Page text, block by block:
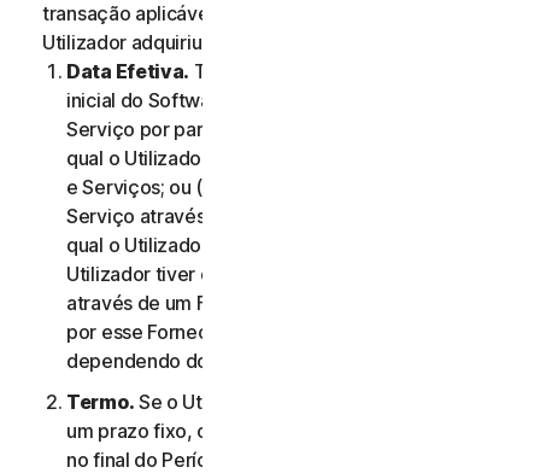
transação aplicável do Fornecedor através do qual o
Utilizador adquiriu o Serviço.
Data Efetiva. Terá início (a) na data da instalação
inicial do Software ou da primeira utilização do
Serviço por parte do Utilizador; ou (b) na data na
qual o Utilizador aceitou este Contrato de Licença
e Serviços; ou (c) se o Utilizador tiver adquirido o
Serviço através da nossa loja online, na data na
qual o Utilizador concluiu a compra; ou (d) se o
Utilizador tiver obtido o direito a utilizar o Serviço
através de um Fornecedor, na data determinada
por esse Fornecedor, conforme aplicável,
dependendo do que ocorrer primeiro.
Termo. Se o Utilizador tiver uma subscrição com
um prazo fixo, o Serviço termina automaticamente
no final do Período de Serviço. Se tiver uma